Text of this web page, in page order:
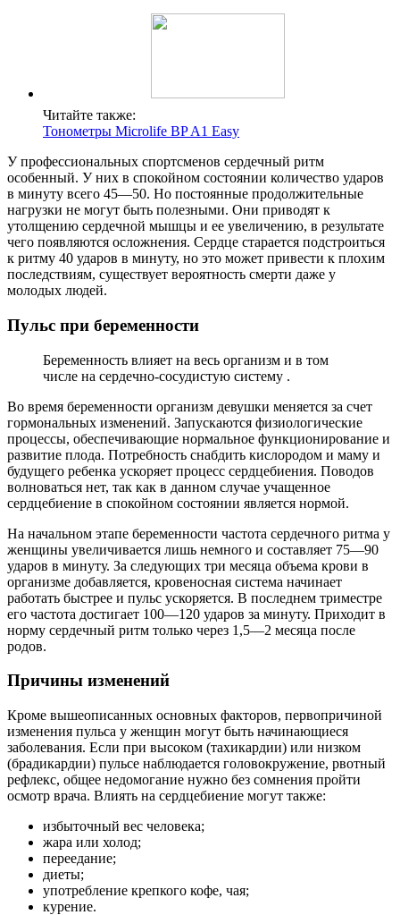
Читайте также:
Тонометры Microlife BP A1 Easy
У профессиональных спортсменов сердечный ритм
особенный. У них в спокойном состоянии количество ударов
в минуту всего 45—50. Но постоянные продолжительные
нагрузки не могут быть полезными. Они приводят к
утолщению сердечной мышцы и ее увеличению, в результате
чего появляются осложнения. Сердце старается подстроиться
к ритму 40 ударов в минуту, но это может привести к плохим
последствиям, существует вероятность смерти даже у
молодых людей.
Пульс при беременности
Беременность влияет на весь организм и в том
числе на сердечно-сосудистую систему .
Во время беременности организм девушки меняется за счет
гормональных изменений. Запускаются физиологические
процессы, обеспечивающие нормальное функционирование и
развитие плода. Потребность снабдить кислородом и маму и
будущего ребенка ускоряет процесс сердцебиения. Поводов
волноваться нет, так как в данном случае учащенное
сердцебиение в спокойном состоянии является нормой.
На начальном этапе беременности частота сердечного ритма у
женщины увеличивается лишь немного и составляет 75—90
ударов в минуту. За следующих три месяца объема крови в
организме добавляется, кровеносная система начинает
работать быстрее и пульс ускоряется. В последнем триместре
его частота достигает 100—120 ударов за минуту. Приходит в
норму сердечный ритм только через 1,5—2 месяца после
родов.
Причины изменений
Кроме вышеописанных основных факторов, первопричиной
изменения пульса у женщин могут быть начинающиеся
заболевания. Если при высоком (тахикардии) или низком
(брадикардии) пульсе наблюдается головокружение, рвотный
рефлекс, общее недомогание нужно без сомнения пройти
осмотр врача. Влиять на сердцебиение могут также:
избыточный вес человека;
жара или холод;
переедание;
диеты;
употребление крепкого кофе, чая;
курение.